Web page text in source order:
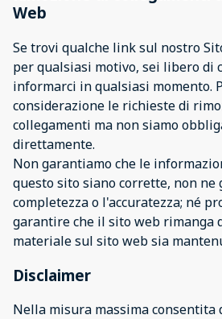
Web
Se trovi qualche link sul nostro
per qualsiasi motivo, sei libero di
informarci in qualsiasi momento.
considerazione le richieste di
collegamenti ma non siamo
direttamente.
Non garantiamo che le
questo sito siano corrette, non ne
completezza o l'accuratezza; né
garantire che il sito web rimanga
materiale sul sito web sia
Disclaimer
Nella misura massima consentita